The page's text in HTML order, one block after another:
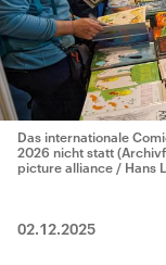
Das internationale
2026 nicht statt
picture alliance / Hans
02.12.2025